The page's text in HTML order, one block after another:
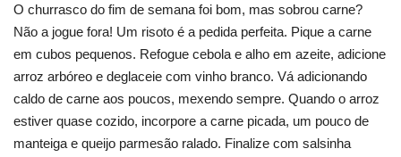
O churrasco do fim de semana foi bom, mas sobrou carne?
Não a jogue fora! Um risoto é a pedida perfeita. Pique a carne
em cubos pequenos. Refogue cebola e alho em azeite, adicione
arroz arbóreo e deglaceie com vinho branco. Vá adicionando
caldo de carne aos poucos, mexendo sempre. Quando o arroz
estiver quase cozido, incorpore a carne picada, um pouco de
manteiga e queijo parmesão ralado. Finalize com salsinha